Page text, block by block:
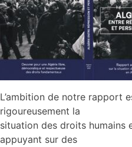
L’ambition de notre rapport
rigoureusement la
situation des droits humains
appuyant sur des